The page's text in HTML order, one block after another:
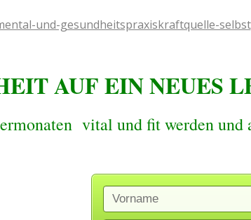
AUF EIN NEUES
vital und fit werden und